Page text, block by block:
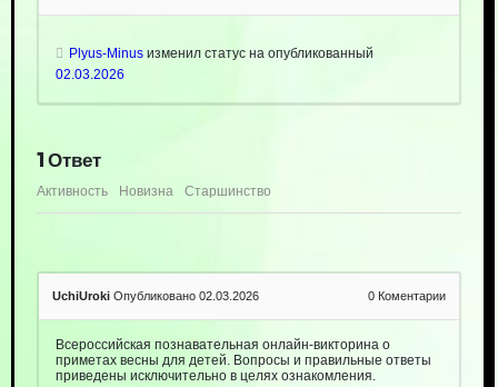
Plyus-Minusизменил статус на опубликованный
02.03.2026
1Ответ
Активность Новизна Старшинство
UchiUroki Опубликовано 02.03.2026 0 Коментарии
Всероссийская познавательная онлайн-викторина о
приметах весны для детей. Вопросы и правильные ответы
приведены исключительно в целях ознакомления.